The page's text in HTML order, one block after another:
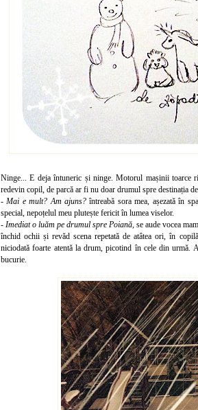
Ninge... E deja întuneric și ninge. Motorul mașinii toarce
redevin copil, de parcă ar fi nu doar drumul spre destinația
-Mai e mult? Am ajuns? întreabă sora mea, așezată în
special, nepoțelul meu plutește fericit în lumea viselor.
- Imediat o luăm pe drumul spre Poiană, se aude vocea
închid ochii și revăd scena repetată de atâtea ori, în
niciodată foarte atentă la drum, picotind în cele din urmă.
bucurie.